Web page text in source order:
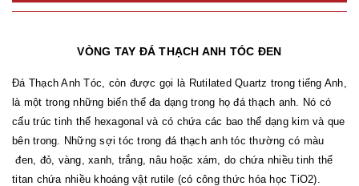
VÒNG TAY ĐÁ THẠCH ANH TÓC ĐEN
Đá Thạch Anh Tóc, còn được gọi là Rutilated Quartz trong tiếng Anh,
là một trong những biến thể đa dạng trong họ đá thạch anh. Nó có
cấu trúc tinh thể hexagonal và có chứa các bao thể dạng kim và que
bên trong. Những sợi tóc trong đá thạch anh tóc thường có màu
đen, đỏ, vàng, xanh, trắng, nâu hoặc xám, do chứa nhiều tinh thể
titan chứa nhiều khoáng vật rutile (có công thức hóa học TiO2).